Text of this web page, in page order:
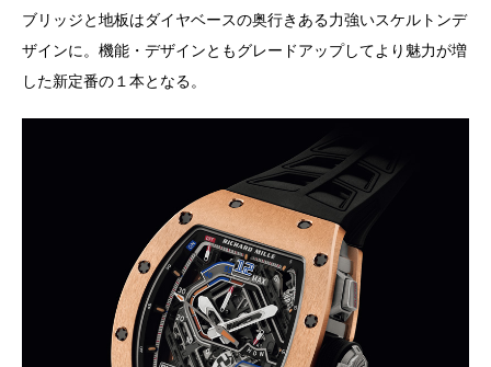
ブリッジと地板はダイヤベースの奥行きある力強いスケルトンデ
ザインに。機能・デザインともグレードアップしてより魅力が増
した新定番の１本となる。